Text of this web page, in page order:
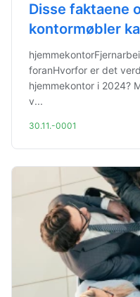
Disse faktaene
kontormøbler
foranHvorfor er det
hjemmekontor i 2024?
v...
30.11.-0001